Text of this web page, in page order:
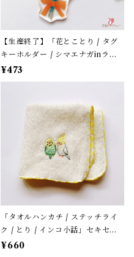
【生産終了】「花とことり / タグ
キーホルダー / シマエナガinラベ
ンダー」花言葉と小鳥のアクリル
キーホルダー・バッグチャーム /
在庫限り】
¥473
「タオルハンカチ / ステッチライ
ク / とり / インコ小話」セキセイ
＆オカメ / 小鳥刺繍のハンドタオ
¥660